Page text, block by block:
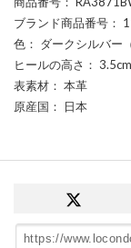
ブランド商品番号 ：
色 ： ダークシルバー
ヒールの高さ ： 3.5cm
表素材 ： 本革
原産国 ： 日本